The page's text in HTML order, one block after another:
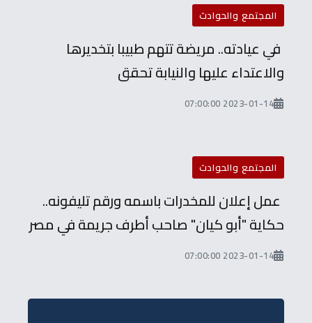
المجتمع والحوادث
في عيادته.. مريضة تتهم طبيبا بتخديرها
والاعتداء عليها والنيابة تحقق
2023-01-14 07:00:00
المجتمع والحوادث
عمل إعلان للمخدرات باسمه ورقم تليفونه..
حكاية "أبو كيان" صاحب أطرف جريمة في مصر
2023-01-14 07:00:00